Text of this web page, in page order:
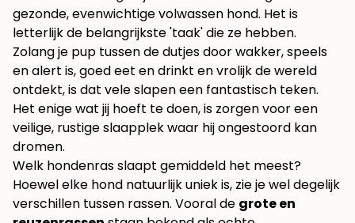
gezonde, evenwichtige volwassen hond. Het is
letterlijk de belangrijkste 'taak' die ze hebben.
Zolang je pup tussen de dutjes door wakker, speels
en alert is, goed eet en drinkt en vrolijk de wereld
ontdekt, is dat vele slapen een fantastisch teken.
Het enige wat jij hoeft te doen, is zorgen voor een
veilige, rustige slaapplek waar hij ongestoord kan
dromen.
Welk hondenras slaapt gemiddeld het meest?
Hoewel elke hond natuurlijk uniek is, zie je wel degelijk
verschillen tussen rassen. Vooral de grote en